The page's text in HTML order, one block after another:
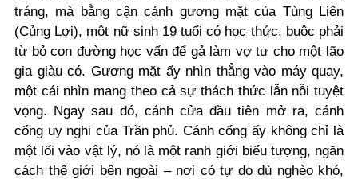
tráng, mà bằng cận cảnh gương mặt của Tùng Liên
(Củng Lợi), một nữ sinh 19 tuổi có học thức, buộc phải
từ bỏ con đường học vấn để gả làm vợ tư cho một lão
gia giàu có. Gương mặt ấy nhìn thẳng vào máy quay,
một cái nhìn mang theo cả sự thách thức lẫn nỗi tuyệt
vọng. Ngay sau đó, cánh cửa đầu tiên mở ra, cánh
cổng uy nghi của Trần phủ. Cánh cổng ấy không chỉ là
một lối vào vật lý, nó là một ranh giới biểu tượng, ngăn
cách thế giới bên ngoài – nơi có tự do dù nghèo khó,